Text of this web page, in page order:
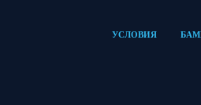
УСЛОВИЯ